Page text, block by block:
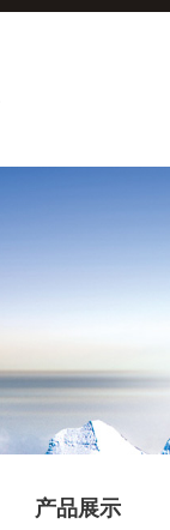
产品展示